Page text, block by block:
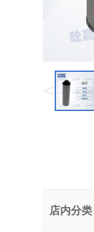
店内分类